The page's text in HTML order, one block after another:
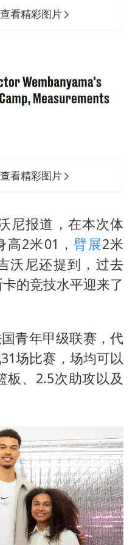
看精彩图片
看精彩图片
尼报道，在本次体
2米01， 臂展2米
沃尼还提到，过去
的竞技水平迎来了
青年甲级联赛，代
场比赛，场均可以
板、2.5次助攻以及